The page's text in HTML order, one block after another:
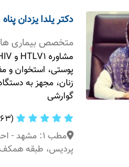
دکتر یلدا یزدان پناه
متخصص بیماری
پوستی، استخوان و
زنان، مجهز به
گوارشی
(263)
پردیس، طبقه